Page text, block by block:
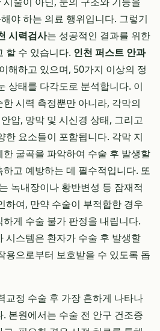
야 하는 의료 행위입니다. 그렇기
시력검사는 성공적인 결과를 위한
할 수 있습니다. 인천 퍼스트 안과
해하고 있으며, 50가지 이상의 정
상태를 다각도로 분석합니다. 이
시력 측정뿐만 아니라, 각막의
압, 망막 및 시신경 상태, 그리고
한 요소들이 포함됩니다. 각막 지
굴곡을 파악하여 수술 후 발생할
고 예방하는 데 필수적입니다. 또
녹내장이나 황반변성 등 잠재적
하여, 만약 수술이 부적합한 경우
게 수술 불가 판정을 내립니다.
시스템은 환자가 수술 후 발생할
용으로부터 보호받을 수 있도록 돕
교정 수술 후 가장 흔하게 나타나
본원에서는 수술 전 안구 건조증